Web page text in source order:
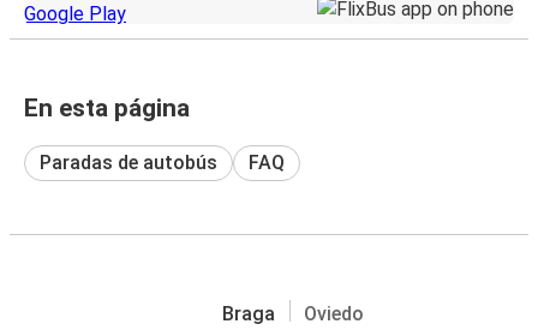
En esta página
Paradas de autobús FAQ
Braga Oviedo